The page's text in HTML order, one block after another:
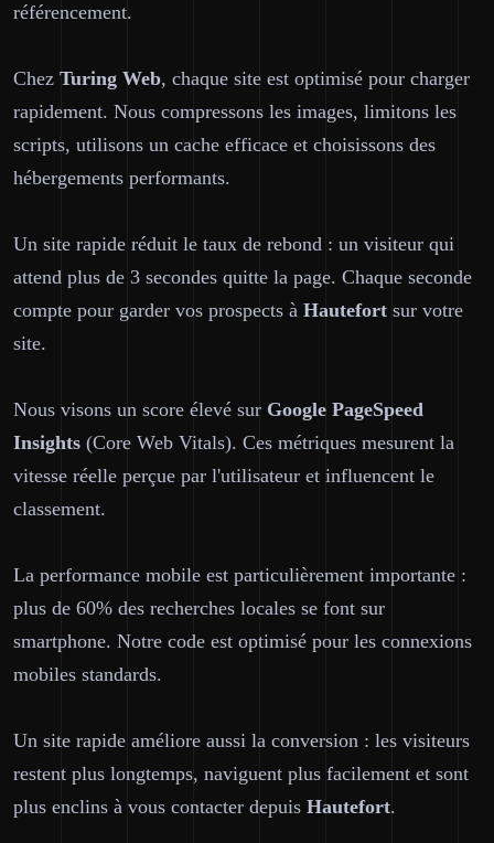
référencement.
Chez Turing Web, chaque site est optimisé pour charger
rapidement. Nous compressons les images, limitons les
scripts, utilisons un cache efficace et choisissons des
hébergements performants.
Un site rapide réduit le taux de rebond : un visiteur qui
attend plus de 3 secondes quitte la page. Chaque seconde
compte pour garder vos prospects à Hautefort sur votre
site.
Nous visons un score élevé sur Google PageSpeed
Insights (Core Web Vitals). Ces métriques mesurent la
vitesse réelle perçue par l'utilisateur et influencent le
classement.
La performance mobile est particulièrement importante :
plus de 60% des recherches locales se font sur
smartphone. Notre code est optimisé pour les connexions
mobiles standards.
Un site rapide améliore aussi la conversion : les visiteurs
restent plus longtemps, naviguent plus facilement et sont
plus enclins à vous contacter depuis Hautefort.